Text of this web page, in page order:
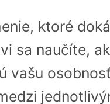
ktoré
sa naučíte,
vašu